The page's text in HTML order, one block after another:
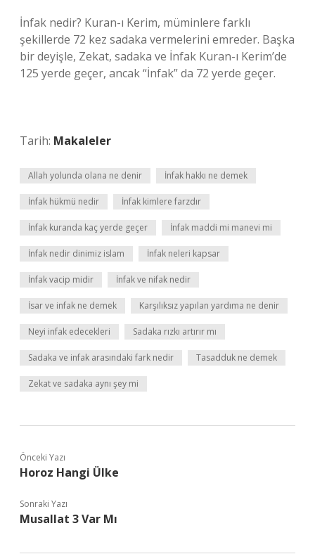
İnfak nedir? Kuran-ı Kerim, müminlere farklı
şekillerde 72 kez sadaka vermelerini emreder. Başka
bir deyişle, Zekat, sadaka ve İnfak Kuran-ı Kerim’de
125 yerde geçer, ancak “İnfak” da 72 yerde geçer.
Tarih: Makaleler
Allah yolunda olana ne denir İnfak hakkı ne demek
İnfak hükmü nedir İnfak kimlere farzdır
İnfak kuranda kaç yerde geçer İnfak maddi mi manevi mi
İnfak nedir dinimiz islam İnfak neleri kapsar
İnfak vacip midir İnfak ve nifak nedir
İsar ve infak ne demek Karşılıksız yapılan yardıma ne denir
Neyi infak edecekleri Sadaka rızkı artırır mı
Sadaka ve infak arasındaki fark nedir Tasadduk ne demek
Zekat ve sadaka aynı şey mi
Önceki Yazı
Horoz Hangi Ülke
Sonraki Yazı
Musallat 3 Var Mı